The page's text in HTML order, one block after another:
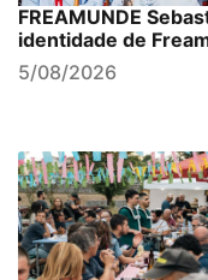
FREAMUNDE
identidade de
5/08/2026